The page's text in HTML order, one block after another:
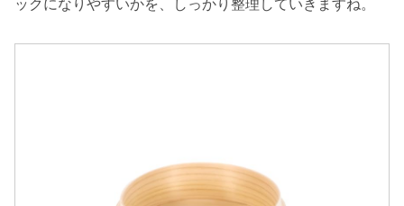
ックになりやすいかを、しっかり整理していきますね。